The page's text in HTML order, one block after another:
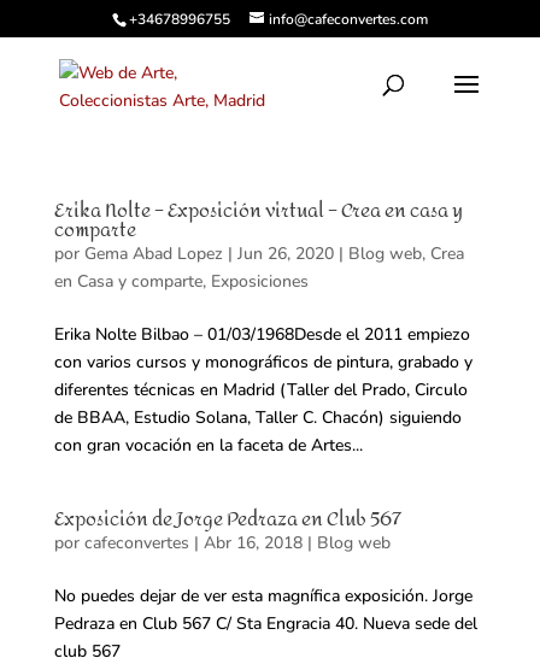
+34678996755 info@cafeconvertes.com
Erika Nolte – Exposición virtual – Crea en casa y
comparte
por Gema Abad Lopez | Jun 26, 2020| Blog web, Crea
en Casa y comparte, Exposiciones
Erika Nolte Bilbao – 01/03/1968Desde el 2011 empiezo
con varios cursos y monográficos de pintura, grabado y
diferentes técnicas en Madrid (Taller del Prado, Circulo
de BBAA, Estudio Solana, Taller C. Chacón) siguiendo
con gran vocación en la faceta de Artes...
Exposición de Jorge Pedraza en Club 567
por cafeconvertes | Abr 16, 2018| Blog web
No puedes dejar de ver esta magnífica exposición. Jorge
Pedraza en Club 567 C/ Sta Engracia 40. Nueva sede del
club 567